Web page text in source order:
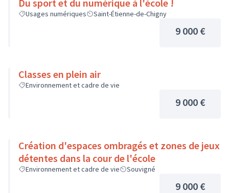
Du sport et du numérique à l'école !
Usages numériques Saint-Étienne-de-Chigny
9 000 €
Classes en plein air
Environnement et cadre de vie
9 000 €
Création d'espaces ombragés et zones de jeux
détentes dans la cour de l'école
Environnement et cadre de vie Souvigné
9 000 €